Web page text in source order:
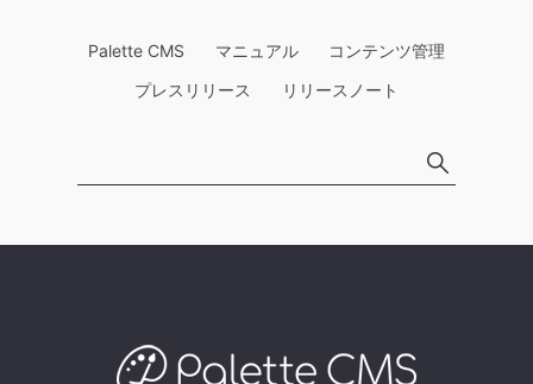
Palette CMS マニュアル
コンテンツ管理
プレスリリース
リリースノート